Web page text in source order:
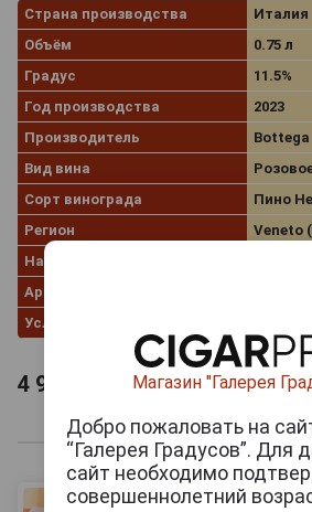
Страна производства
Италия
Объём
0.75 л
Градус
11.5%
Год производства
2023
Производитель
Bottega
Вид вина
Сорт винограда
Пино
Регион
Veneto
Наименование
Артикул
Условия продаж
4 929 -
Магазин "Галерея
Добро пожаловать на
“Галерея Градусов”. Для
сайт необходимо
совершеннолетний